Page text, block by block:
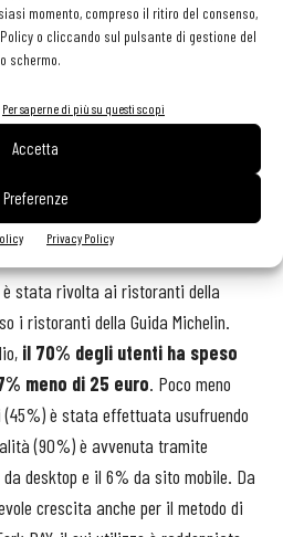
momento, compreso il ritiro del consenso,
o cliccando sul pulsante di gestione del
schermo.
Per saperne di più su questi scopi
Accetta
Preferenze
Privacy Policy
(19%) e dal venerdì (15%). Il
tende a prenotare con 4 ore o
è di 6,7 ore) e nel 2021 sono
(61%) a esser favoriti, seguiti
e da quelli da 3 (13%). Per
preferita, il 15% degli utenti ha
il 13% le pizzerie, il 12% la cucina
e il 6% quelli giapponesi.
è stata rivolta ai ristoranti della
i ristoranti della Guida Michelin.
il 70% degli utenti ha speso
meno di 25 euro. Poco meno
è stata effettuata usufruendo
(90%) è avvenuta tramite
da desktop e il 6% da sito mobile. Da
crescita anche per il metodo di